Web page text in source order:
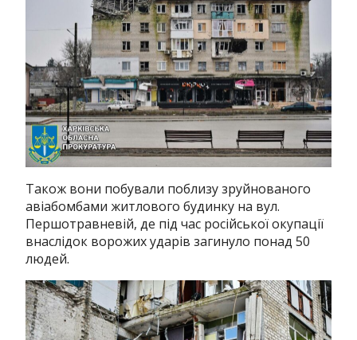
Також вони побували поблизу зруйнованого
авіабомбами житлового будинку на вул.
Першотравневій, де під час російської окупації
внаслідок ворожих ударів загинуло понад 50
людей.